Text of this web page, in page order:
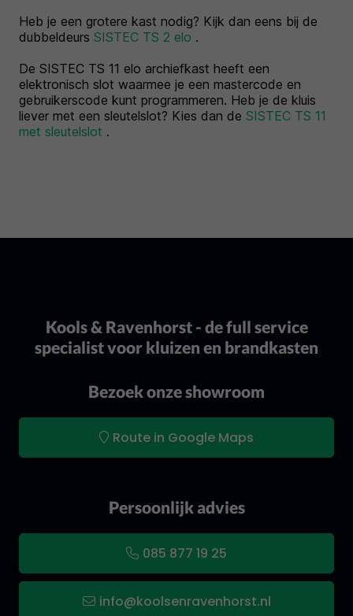
Heb je een grotere kast nodig? Kijk dan eens bij de
dubbeldeurs SISTEC TS 2 elo .
De SISTEC TS 11 elo archiefkast heeft een
elektronisch slot waarmee je een mastercode en
gebruikerscode kunt programmeren. Heb je de kluis
liever met een sleutelslot? Kies dan de SISTEC TS 11
met sleutelslot .
Kools & Ravenhorst - de full service
specialist voor kluizen en brandkasten
Bezoek onze showroom
Route in Google Maps
Persoonlijk advies
085 877 19 25
info@koolsenravenhorst.nl